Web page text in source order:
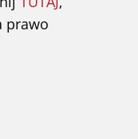
prawo